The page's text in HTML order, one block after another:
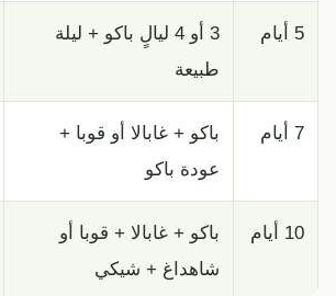
5 أيام
3 أو 4 ليالٍ باكو + ليلة
طبيعة
7 أيام
باكو + غابالا أو قوبا +
عودة باكو
10 أيام
باكو + غابالا + قوبا أو
شاهداغ + شيكي